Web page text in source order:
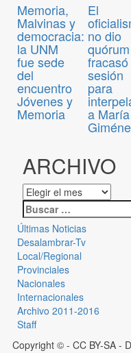
Memoria,
Malvinas y
democracia:
la UNM
fue sede
del
encuentro
Jóvenes y
Memoria
El
no dio
sesión
para
a María
ARCHIVO
Últimas Noticias
Desalambrar-Tv
Local/Regional
Provinciales
Nacionales
Internacionales
Archivo 2011-2016
Staff
Copyright © - CC BY-SA -